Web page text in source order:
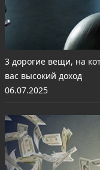
3 дорогие вещи, на
вас высокий доход
06.07.2025